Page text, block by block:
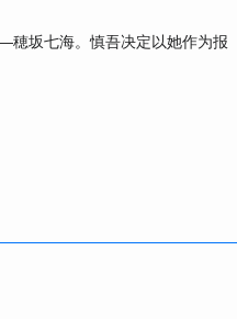
穂坂七海。慎吾决定以她作为报